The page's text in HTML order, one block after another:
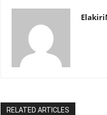
RELATED ARTICLES